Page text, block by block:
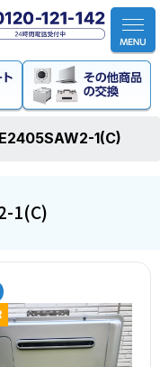
1(C)
1(C)